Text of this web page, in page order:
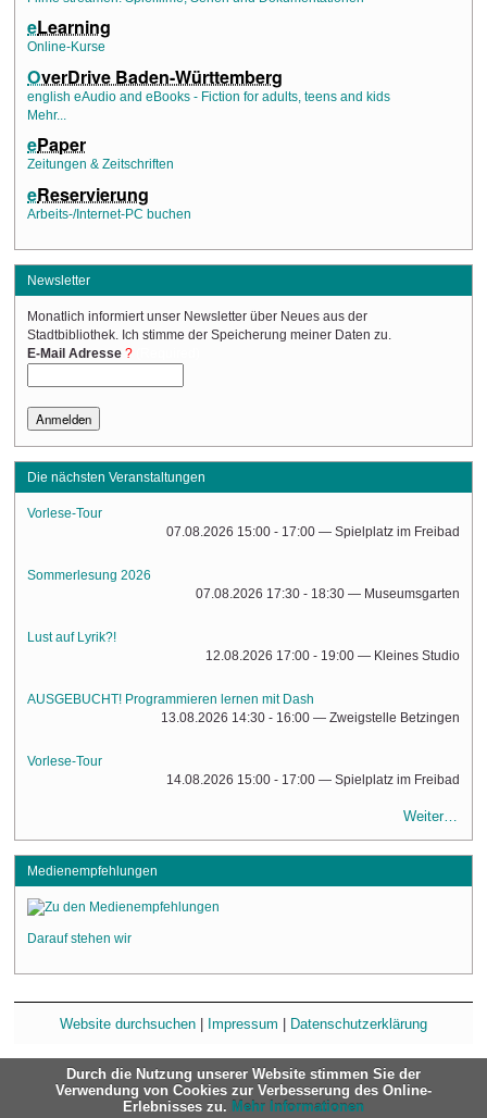
eLearning
Online-Kurse
OverDrive Baden-Württemberg
english eAudio and eBooks - Fiction for adults, teens and kids
Mehr...
ePaper
Zeitungen & Zeitschriften
eReservierung
Arbeits-/Internet-PC buchen
Newsletter
Monatlich informiert unser Newsletter über Neues aus der
Stadtbibliothek. Ich stimme der Speicherung meiner Daten zu.
E-Mail Adresse
Die nächsten Veranstaltungen
Vorlese-Tour
07.08.2026 15:00 - 17:00 — Spielplatz im Freibad
Sommerlesung 2026
07.08.2026 17:30 - 18:30 — Museumsgarten
Lust auf Lyrik?!
12.08.2026 17:00 - 19:00 — Kleines Studio
AUSGEBUCHT! Programmieren lernen mit Dash
13.08.2026 14:30 - 16:00 — Zweigstelle Betzingen
Vorlese-Tour
14.08.2026 15:00 - 17:00 — Spielplatz im Freibad
Weiter…
Medienempfehlungen
Darauf stehen wir
Website durchsuchen Impressum Datenschutzerklärung
Durch die Nutzung unserer Website stimmen Sie der
Verwendung von Cookies zur Verbesserung des Online-
Erlebnisses zu. Mehr Informationen